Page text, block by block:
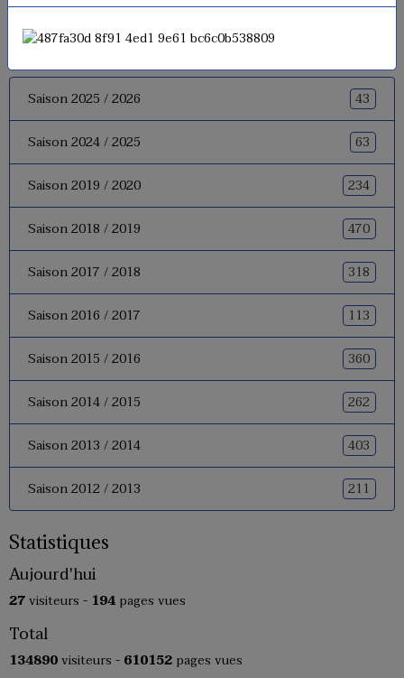
Saison 2025 / 2026 43
Saison 2024 / 2025 63
Saison 2019 / 2020 234
Saison 2018 / 2019 470
Saison 2017 / 2018 318
Saison 2016 / 2017 113
Saison 2015 / 2016 360
Saison 2014 / 2015 262
Saison 2013 / 2014 403
Saison 2012 / 2013 211
Statistiques
Aujourd'hui
27visiteurs - 194 pages vues
Total
134890visiteurs - 610152 pages vues